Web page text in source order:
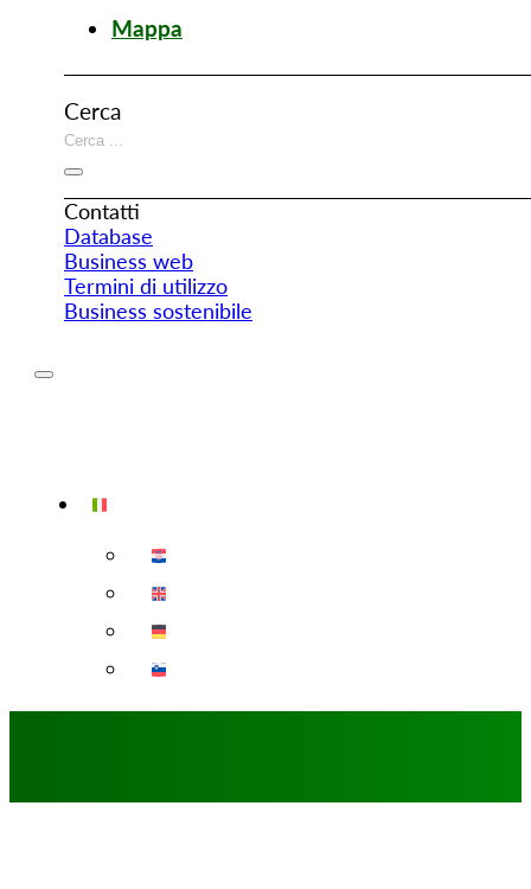
Mappa
Cerca
Contatti
Database
Business web
Termini di utilizzo
Business sostenibile